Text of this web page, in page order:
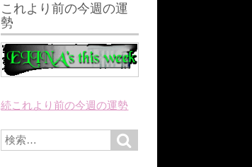
これより前の今週の運
勢
続これより前の今週の運勢
S
e